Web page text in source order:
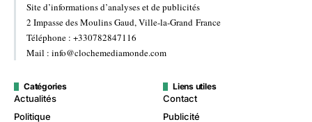
Site d’informations d’analyses et de publicités
2 Impasse des Moulins Gaud, Ville-la-Grand France
Téléphone : +330782847116
Mail : info@clochemediamonde.com
Catégories
Actualités
Politique
Liens utiles
Contact
Publicité